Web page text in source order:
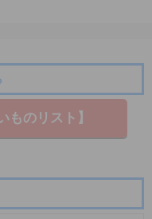
ものリスト】